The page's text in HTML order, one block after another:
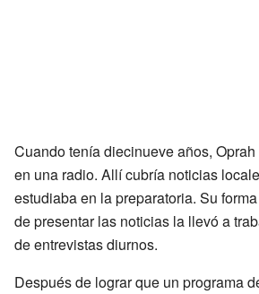
Cuando tenía diecinueve años,
en una radio. Allí cubría noticias
estudiaba en la preparatoria. Su
de presentar las noticias la llevó a
de entrevistas diurnos.
Después de lograr que un programa